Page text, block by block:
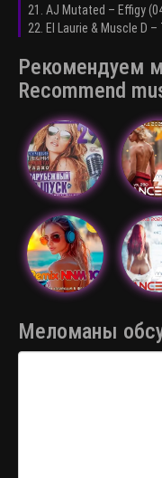
21. AJ Mutated – Effigy
22. El Laurie & Muscle D
Рекомендуем
Recommend
Меломаны